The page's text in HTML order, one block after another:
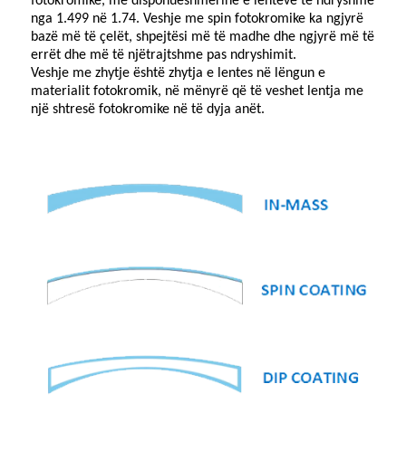
nga 1.499 në 1.74. Veshje me spin fotokromike ka ngjyrë
bazë më të çelët, shpejtësi më të madhe dhe ngjyrë më të
errët dhe më të njëtrajtshme pas ndryshimit.
Veshje me zhytje është zhytja e lentes në lëngun e
materialit fotokromik, në mënyrë që të veshet lentja me
një shtresë fotokromike në të dyja anët.